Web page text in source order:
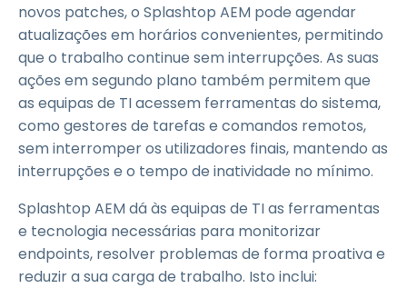
novos patches, o Splashtop AEM pode agendar
atualizações em horários convenientes, permitindo
que o trabalho continue sem interrupções. As suas
ações em segundo plano também permitem que
as equipas de TI acessem ferramentas do sistema,
como gestores de tarefas e comandos remotos,
sem interromper os utilizadores finais, mantendo as
interrupções e o tempo de inatividade no mínimo.
Splashtop AEM dá às equipas de TI as ferramentas
e tecnologia necessárias para monitorizar
endpoints, resolver problemas de forma proativa e
reduzir a sua carga de trabalho. Isto inclui: